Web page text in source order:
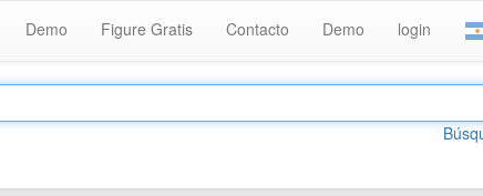
Demo Figure Gratis Contacto Demo login